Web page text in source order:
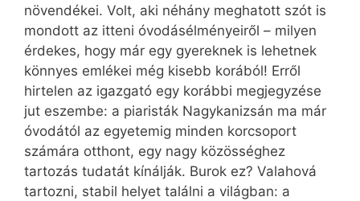
növendékei. Volt, aki néhány meghatott szót is
mondott az itteni óvodásélményeiről – milyen
érdekes, hogy már egy gyereknek is lehetnek
könnyes emlékei még kisebb korából! Erről
hirtelen az igazgató egy korábbi megjegyzése
jut eszembe: a piaristák Nagykanizsán ma már
óvodától az egyetemig minden korcsoport
számára otthont, egy nagy közösséghez
tartozás tudatát kínálják. Burok ez? Valahová
tartozni, stabil helyet találni a világban: a